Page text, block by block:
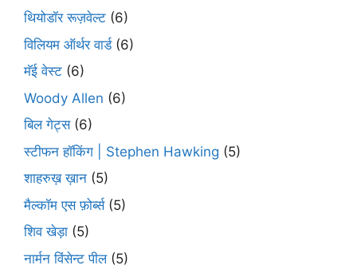
थियोडॉर रूज़वेल्ट (6)
विलियम ऑर्थर वार्ड(6)
मॅई वेस्ट (6)
Woody Allen (6)
बिल गेट्स(6)
स्टीफन हॉकिंग | Stephen Hawking (5)
शाहरुख़ ख़ान (5)
मैल्कॉम एस फ़ोर्ब्स(5)
शिव खेड़ा (5)
नार्मन विंसेन्ट पील(5)